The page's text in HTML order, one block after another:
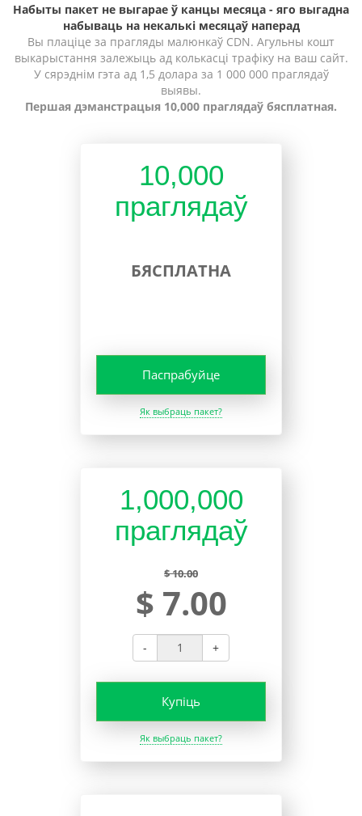
Набыты пакет не выгарае ў канцы месяца - яго выгадна
набываць на некалькі месяцаў наперад
Вы плаціце за прагляды малюнкаў CDN. Агульны кошт
выкарыстання залежыць ад колькасці трафіку на ваш сайт.
У сярэднім гэта ад 1,5 долара за 1 000 000 праглядаў
выявы.
Першая дэманстрацыя 10,000 праглядаў бясплатная.
10,000
праглядаў
БЯСПЛАТНА
Паспрабуйце
Як выбраць пакет?
1,000,000
праглядаў
$ 10.00
$ 7.00
- +
Купіць
Як выбраць пакет?